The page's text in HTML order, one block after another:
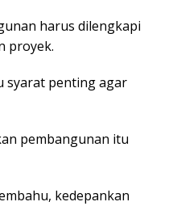
harus dilengkapi
proyek.
syarat penting agar
pembangunan itu
kedepankan